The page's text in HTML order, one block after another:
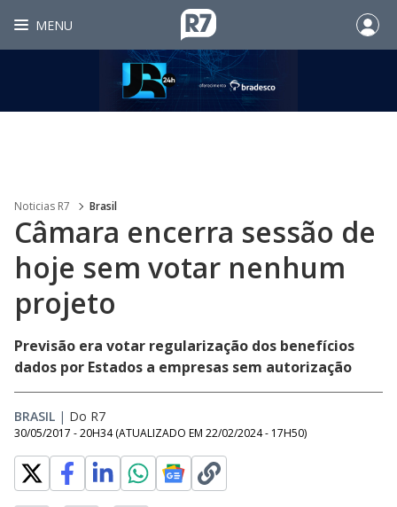
MENU
Noticias R7 Brasil
Câmara encerra sessão de
hoje sem votar nenhum
projeto
Previsão era votar regularização dos benefícios
dados por Estados a empresas sem autorização
BRASIL | Do R7
30/05/2017 - 20H34 (ATUALIZADO EM 22/02/2024 - 17H50)